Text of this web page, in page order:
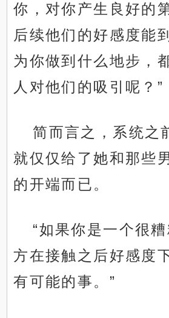
你，对你产生良好的
后续他们的好感度能
为你做到什么地步，
人对他们的吸引呢？”
简而言之，系统之
就仅仅给了她和那些
的开端而已。
“如果你是一个很
方在接触之后好感度
有可能的事。”